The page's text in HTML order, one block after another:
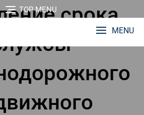
TOP MENU
MENU
срока